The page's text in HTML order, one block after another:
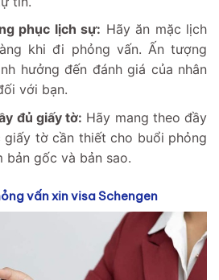
phục lịch sự: Hãy ăn mặc lịch
khi đi phỏng vấn. Ấn tượng
hưởng đến đánh giá của nhân
với bạn.
đủ giấy tờ: Hãy mang theo đầy
tờ cần thiết cho buổi phỏng
bản gốc và bản sao.
vấn xin visa Schengen